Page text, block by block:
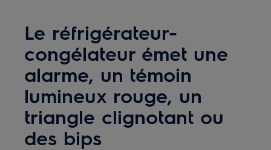
Le réfrigérateur-
congélateur émet une
alarme, un témoin
lumineux rouge, un
triangle clignotant ou
des bips